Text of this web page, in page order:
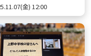
金) 12:00